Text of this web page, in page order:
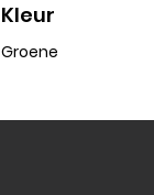
Kleur
Groene